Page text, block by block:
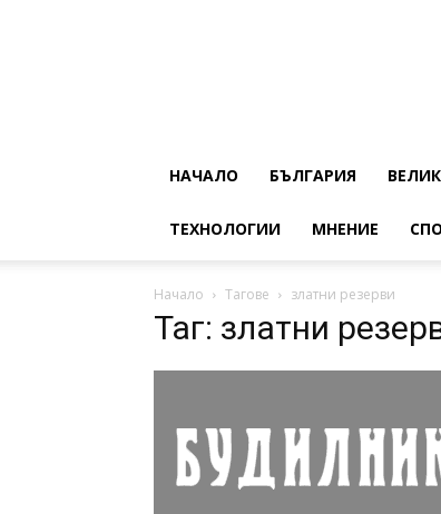
НАЧАЛО БЪЛГАРИЯ
ТЕХНОЛОГИИ МНЕНИЕ
Начало Тагове златни резерви
Таг: златни